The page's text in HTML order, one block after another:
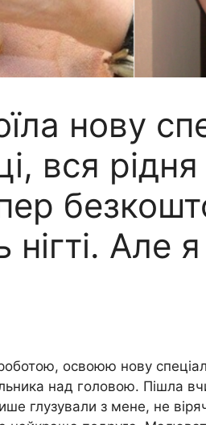
нову
вся рідня
Але
освоюю нову
над головою. Пішла
глузували з мене, не